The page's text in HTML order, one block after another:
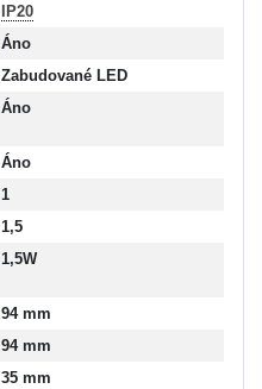
IP20
Áno
Zabudované LED
Áno
Áno
1
1,5
1,5W
94 mm
94 mm
35 mm